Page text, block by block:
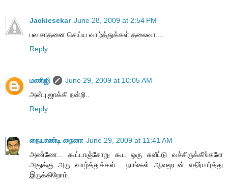
Jackiesekar June 28, 2009 at 2:54 PM
பல சாதனை செய்ய வாழ்த்துக்கள் தலைவா....
Reply
மணிஜி
June 29, 2009 at 10:05 AM
அன்பு.ஜாக்கி நன்றி..
Reply
நையாண்டி நைனா June 29, 2009 at 11:41 AM
அண்ணே... கூட்டாஞ்சோறு கூட ஒரு சுவீட்டு வச்சிருக்கீங்களே
அதுக்கு அரு வாழ்த்துக்கள்... நாங்கள் ஆவலுடன் எதிர்பார்த்து
இருக்கிறோம்.